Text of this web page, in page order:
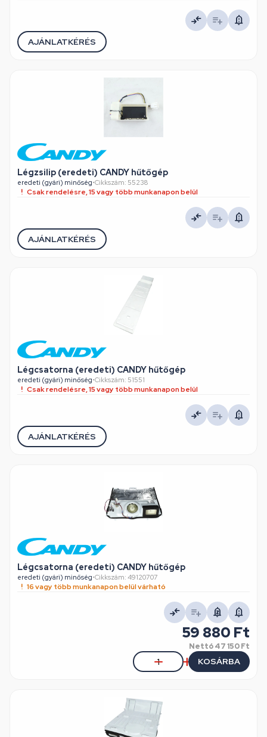
AJÁNLATKÉRÉS
Légzsilip (eredeti) CANDY hűtőgép
eredeti (gyári) minőség•Cikkszám: 55238
Csak rendelésre, 15 vagy több munkanapon belül
AJÁNLATKÉRÉS
Légcsatorna (eredeti) CANDY hűtőgép
eredeti (gyári) minőség•Cikkszám: 51551
Csak rendelésre, 15 vagy több munkanapon belül
AJÁNLATKÉRÉS
Légcsatorna (eredeti) CANDY hűtőgép
eredeti (gyári) minőség•Cikkszám: 49120707
16 vagy több munkanapon belül várható
59 880 Ft
Nettó47 150 Ft
KOSÁRBA